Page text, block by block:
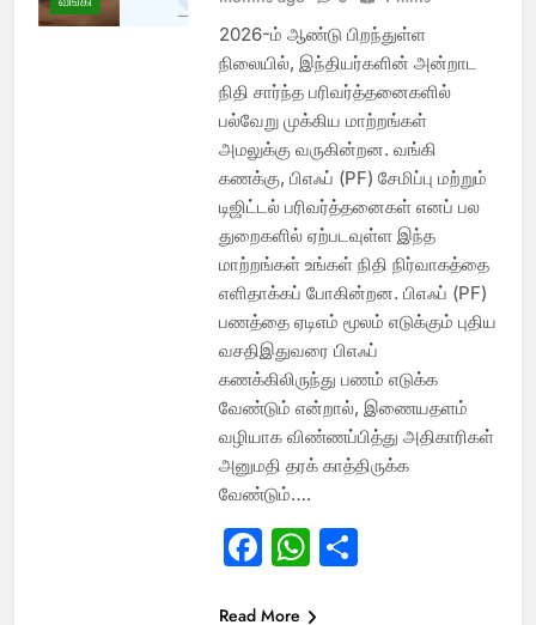
2026-ம் ஆண்டு பிறந்துள்ள
நிலையில், இந்தியர்களின் அன்றாட
நிதி சார்ந்த பரிவர்த்தனைகளில்
பல்வேறு முக்கிய மாற்றங்கள்
அமலுக்கு வருகின்றன. வங்கி
கணக்கு, பிஎஃப் (PF) சேமிப்பு மற்றும்
டிஜிட்டல் பரிவர்த்தனைகள் எனப் பல
துறைகளில் ஏற்படவுள்ள இந்த
மாற்றங்கள் உங்கள் நிதி நிர்வாகத்தை
எளிதாக்கப் போகின்றன. பிஎஃப் (PF)
பணத்தை ஏடிஎம் மூலம் எடுக்கும் புதிய
வசதிஇதுவரை பிஎஃப்
கணக்கிலிருந்து பணம் எடுக்க
வேண்டும் என்றால், இணையதளம்
வழியாக விண்ணப்பித்து அதிகாரிகள்
அனுமதி தரக் காத்திருக்க
வேண்டும்….
Facebook
WhatsApp
Share
Read More